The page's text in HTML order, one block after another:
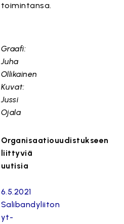
toimintansa.
Graafi:
Juha
Ollikainen
Kuvat:
Jussi
Ojala
Organisaatiouudistukseen
liittyviä
uutisia
6.5.2021
Salibandyliiton
yt-